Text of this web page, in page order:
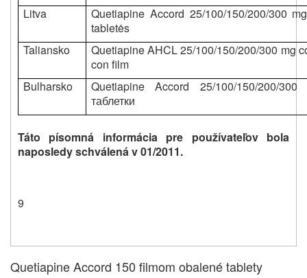
Litva
Quetiapine Accord 25/100/150/200/300
tabletės
Taliansko
Quetiapine AHCL 25/100/150/200/300 mg
con film
Bulharsko
Quetiapine Accord 25/100/150/200/300
таблетки
Táto písomná informácia pre používateľov bola
naposledy schválená v 01/2011.
9
Quetiapine Accord 150 filmom obalené tablety